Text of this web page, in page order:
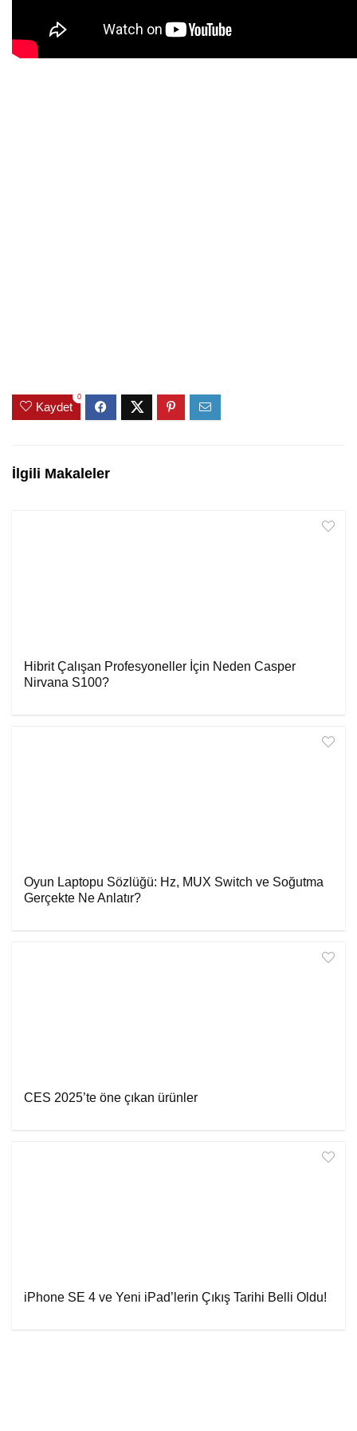
Kaydet
0
İlgili Makaleler
Hibrit Çalışan Profesyoneller İçin Neden Casper
Nirvana S100?
Oyun Laptopu Sözlüğü: Hz, MUX Switch ve Soğutma
Gerçekte Ne Anlatır?
CES 2025’te öne çıkan ürünler
iPhone SE 4 ve Yeni iPad’lerin Çıkış Tarihi Belli Oldu!